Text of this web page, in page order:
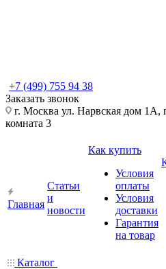
+7 (499) 755 94 38
Заказать звонок
г. Москва ул. Нарвская дом 1А,
комната 3
Главная
Статьи
и
новости
Как купить
Условия
оплаты
Условия
доставки
Гарантия
на товар
Каталог